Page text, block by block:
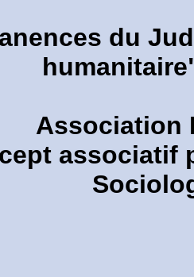
du
Association
associatif